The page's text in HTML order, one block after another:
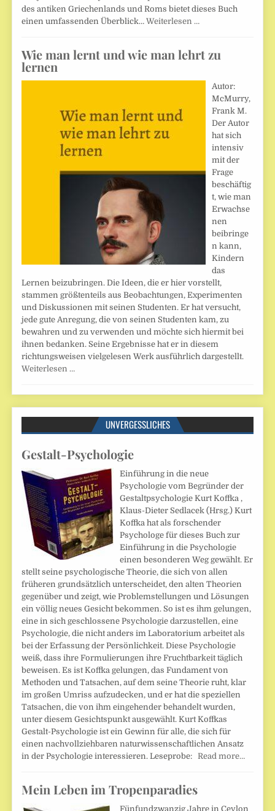
des antiken Griechenlands und Roms bietet dieses Buch
einen umfassenden Überblick…Weiterlesen …
Wie man lernt und wie man lehrt zu
lernen
Autor:
McMurry,
Frank M.
Der Autor
hat sich
intensiv
mit der
Frage
beschäftig
t, wie man
Erwachse
nen
beibringe
n kann,
Kindern
das
Lernen beizubringen. Die Ideen, die er hier vorstellt,
stammen größtenteils aus Beobachtungen, Experimenten
und Diskussionen mit seinen Studenten. Er hat versucht,
jede gute Anregung, die von seinen Studenten kam, zu
bewahren und zu verwenden und möchte sich hiermit bei
ihnen bedanken. Seine Ergebnisse hat er in diesem
richtungsweisen vielgelesen Werk ausführlich dargestellt.
Weiterlesen …
UNVERGESSLICHES
Gestalt-Psychologie
Einführung in die neue
Psychologie vom Begründer der
Gestaltpsychologie Kurt Koffka ,
Klaus-Dieter Sedlacek (Hrsg.) Kurt
Koffka hat als forschender
Psychologe für dieses Buch zur
Einführung in die Psychologie
einen besonderen Weg gewählt. Er
stellt seine psychologische Theorie, die sich von allen
früheren grundsätzlich unterscheidet, den alten Theorien
gegenüber und zeigt, wie Problemstellungen und Lösungen
ein völlig neues Gesicht bekommen. So ist es ihm gelungen,
eine in sich geschlossene Psychologie darzustellen, eine
Psychologie, die nicht anders im Laboratorium arbeitet als
bei der Erfassung der Persönlichkeit. Diese Psychologie
weiß, dass ihre Formulierungen ihre Fruchtbarkeit täglich
beweisen. Es ist Koffka gelungen, das Fundament von
Methoden und Tatsachen, auf dem seine Theorie ruht, klar
im großen Umriss aufzudecken, und er hat die speziellen
Tatsachen, die von ihm eingehender behandelt wurden,
unter diesem Gesichtspunkt ausgewählt. Kurt Koffkas
Gestalt-Psychologie ist ein Gewinn für alle, die sich für
einen nachvollziehbaren naturwissenschaftlichen Ansatz
in der Psychologie interessieren. Leseprobe:Read more…
Mein Leben im Tropenparadies
Fünfundzwanzig Jahre in Ceylon